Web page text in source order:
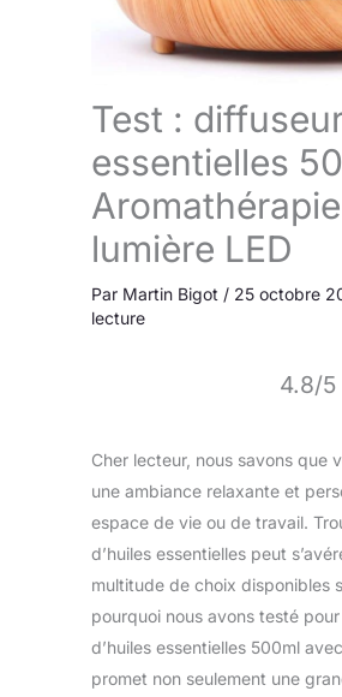
Test :
essentielles
lumière LED
Par Martin Bigot / 25 octobre
lecture
4.8/5
Cher lecteur, nous savons que
une ambiance relaxante et
espace de vie ou de travail.
d’huiles essentielles peut
multitude de choix disponibles
pourquoi nous avons testé
d’huiles essentielles 500ml
promet non seulement une